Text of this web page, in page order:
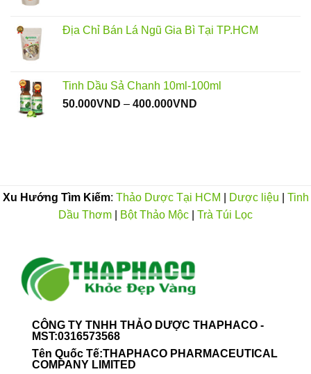
40.000VND
Địa Chỉ Bán Lá Ngũ Gia Bì Tại TP.HCM
Tinh Dầu Sả Chanh 10ml-100ml
50.000VND – 400.000VND
Xu Hướng Tìm Kiếm: Thảo Dược Tại HCM Dược liệu
Tinh
Dầu Thơm
Bột Thảo Mộc Trà Túi Lọc
CÔNG TY TNHH THẢO DƯỢC THAPHACO -
MST:0316573568
Tên Quốc Tế:THAPHACO PHARMACEUTICAL
COMPANY LIMITED